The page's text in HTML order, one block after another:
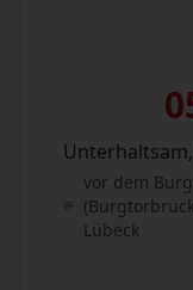
vor dem
Lübeck